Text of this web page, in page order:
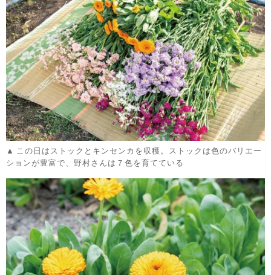
この日はストックとキンセンカを収穫。ストックは色のバリエー
ションが豊富で、野村さんは７色を育てている